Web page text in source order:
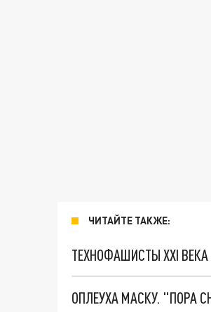
ЧИТАЙТЕ ТАКЖЕ:
ТЕХНОФАШИСТЫ XXI ВЕКА
ОПЛЕУХА МАСКУ. "ПОРА